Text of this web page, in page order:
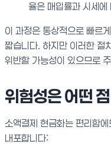
율은 매입률과 시세
이 과정은 통상적으로 빠르
짧습니다. 하지만 이러한 절
위반할 가능성이 있으므로
위험성은 어떤
소액결제 현금화는 편리함
내포합니다: